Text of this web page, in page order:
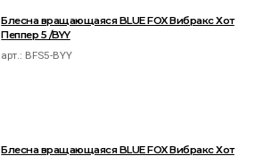
Блесна вращающаяся BLUE FOX Вибракс Хот
Пеппер 5 /BYY
арт.: BFS5-BYY
Блесна вращающаяся BLUE FOX Вибракс Хот